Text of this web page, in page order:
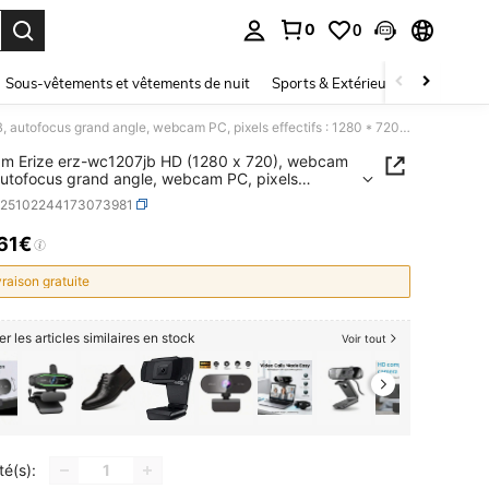
0 0
Sous-vêtements et vêtements de nuit Sports & Extérieur Enfants
Webcam Erize erz-wc1207jb HD (1280 x 720), webcam USB, autofocus grand angle, webcam PC, pixels effectifs : 1280 * 720 30fps, auto
Erize erz-wc1207jb HD (1280 x 720), webcam
grand angle, webcam PC, pixels
: 1280 * 720 30fps, auto
AND AVAILABILITY
gratuite
les articles similaires en stock Voir tout